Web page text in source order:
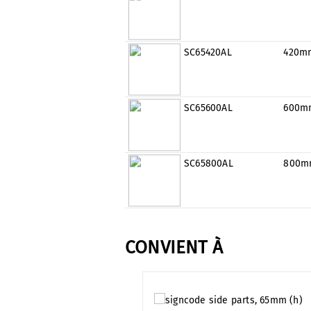
SC65420AL
SC65600AL
SC65800AL
CONVIENT À